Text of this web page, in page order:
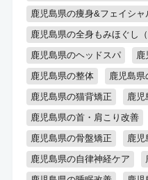
鹿児島県の痩身&フェイシャ
鹿児島県の全身もみほぐし（
鹿児島県のヘッドスパ
鹿
鹿児島県の整体
鹿児島県
鹿児島県の猫背矯正
鹿児
鹿児島県の首・肩こり改善
鹿児島県の骨盤矯正
鹿児
鹿児島県の自律神経ケア